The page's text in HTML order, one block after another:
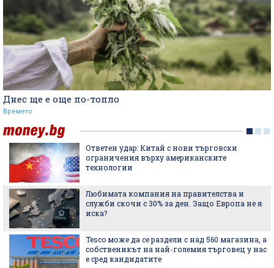
Днес ще е още по-топло
Времето
Ответен удар: Китай с нови търговски
ограничения върху американските
технологии
Любимата компания на правителства и
служби скочи с 30% за ден. Защо Европа не я
иска?
Tesco може да се раздели с над 560 магазина, а
собственикът на най-големия търговец у нас
е сред кандидатите